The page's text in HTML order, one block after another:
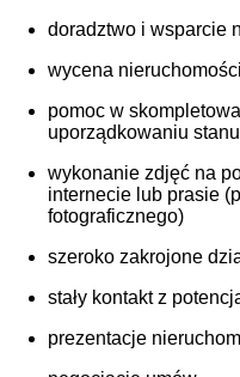
doradztwo i wsparcie
wycena nieruchomości
pomoc w
uporządkowaniu
wykonanie zdjęć na
internecie lub prasie
fotograficznego)
szeroko zakrojone
stały kontakt z
prezentacje